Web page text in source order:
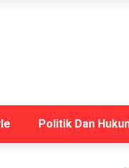
Politik Dan